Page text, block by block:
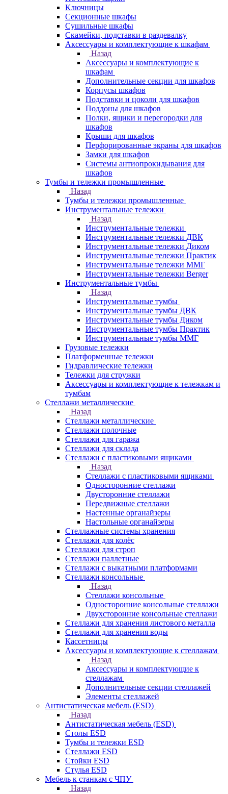
Ключницы
Секционные шкафы
Сушильные шкафы
Скамейки, подставки в раздевалку
Аксессуары и комплектующие к шкафам
Назад
Аксессуары и комплектующие к
шкафам
Дополнительные секции для шкафов
Корпусы шкафов
Подставки и цоколи для шкафов
Поддоны для шкафов
Полки, ящики и перегородки для
шкафов
Крыши для шкафов
Перфорированные экраны для шкафов
Замки для шкафов
Системы антиопрокидывания для
шкафов
Тумбы и тележки промышленные
Назад
Тумбы и тележки промышленные
Инструментальные тележки
Назад
Инструментальные тележки
Инструментальные тележки ДВК
Инструментальные тележки Диком
Инструментальные тележки Практик
Инструментальные тележки ММГ
Инструментальные тележки Berger
Инструментальные тумбы
Назад
Инструментальные тумбы
Инструментальные тумбы ДВК
Инструментальные тумбы Диком
Инструментальные тумбы Практик
Инструментальные тумбы ММГ
Грузовые тележки
Платформенные тележки
Гидравлические тележки
Тележки для стружки
Аксесcуары и комплектующие к тележкам и
тумбам
Стеллажи металлические
Назад
Стеллажи металлические
Стеллажи полочные
Стеллажи для гаража
Стеллажи для склада
Стеллажи с пластиковыми ящиками
Назад
Стеллажи с пластиковыми ящиками
Односторонние стеллажи
Двусторонние стеллажи
Передвижные стеллажи
Настенные органайзеры
Настольные органайзеры
Стеллажные системы хранения
Стеллажи для колёс
Стеллажи для строп
Стеллажи паллетные
Стеллажи с выкатными платформами
Стеллажи консольные
Назад
Стеллажи консольные
Односторонние консольные стеллажи
Двухсторонние консольные стеллажи
Стеллажи для хранения листового металла
Стеллажи для хранения воды
Кассетницы
Аксесcуары и комплектующие к стеллажам
Назад
Аксесcуары и комплектующие к
стеллажам
Дополнительные секции стеллажей
Элементы стеллажей
Антистатическая мебель (ESD)
Назад
Антистатическая мебель (ESD)
Столы ESD
Тумбы и тележки ESD
Стеллажи ESD
Стойки ESD
Стулья ESD
Мебель к станкам с ЧПУ
Назад